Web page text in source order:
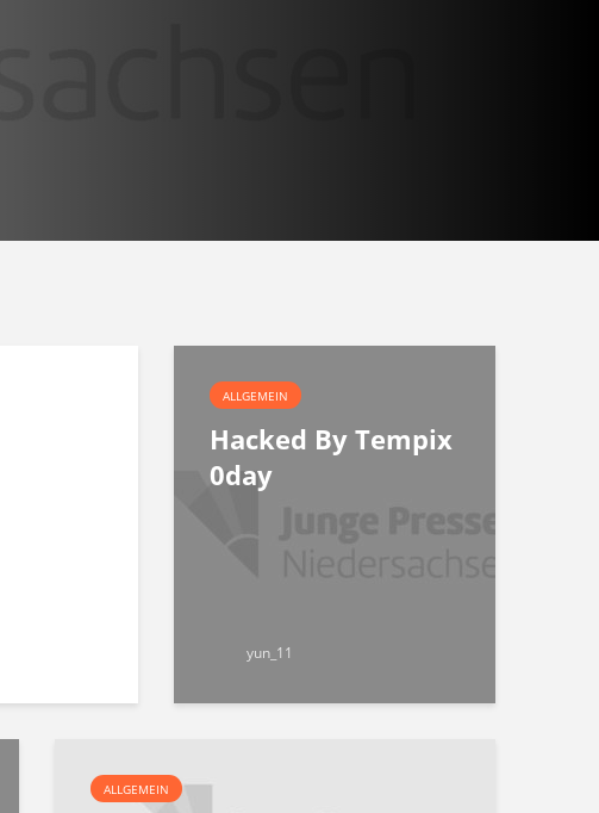
ALLGEMEIN
Hacked By Tempix
0day
yun_11
ALLGEMEIN